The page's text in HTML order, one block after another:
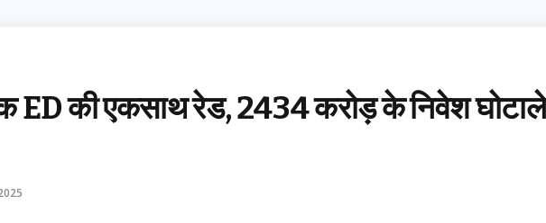
ED की एकसाथ रेड, 2434 करोड़ के निवेश घोटाले